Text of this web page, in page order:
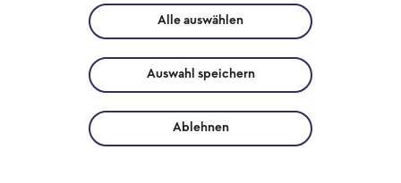
und aktualisierten
Dekarbonisierung
sfahrplan vor
Alle auswählen
Auswahl speichern
Ablehnen